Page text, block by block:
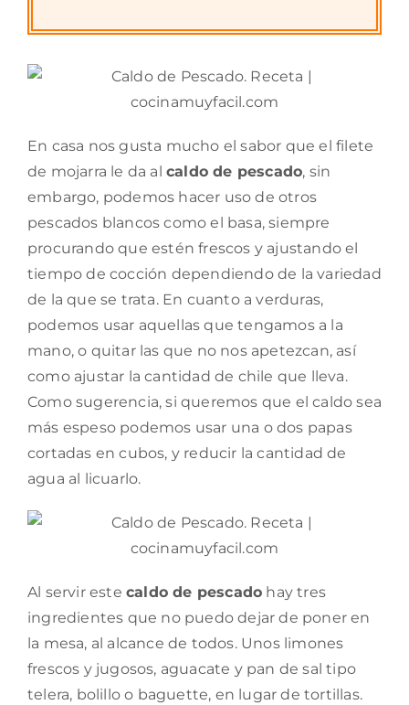
En casa nos gusta mucho el sabor que el filete
de mojarra le da al caldo de pescado, sin
embargo, podemos hacer uso de otros
pescados blancos como el basa, siempre
procurando que estén frescos y ajustando el
tiempo de cocción dependiendo de la variedad
de la que se trata. En cuanto a verduras,
podemos usar aquellas que tengamos a la
mano, o quitar las que no nos apetezcan, así
como ajustar la cantidad de chile que lleva.
Como sugerencia, si queremos que el caldo sea
más espeso podemos usar una o dos papas
cortadas en cubos, y reducir la cantidad de
agua al licuarlo.
Al servir este caldo de pescado hay tres
ingredientes que no puedo dejar de poner en
la mesa, al alcance de todos. Unos limones
frescos y jugosos, aguacate y pan de sal tipo
telera, bolillo o baguette, en lugar de tortillas.